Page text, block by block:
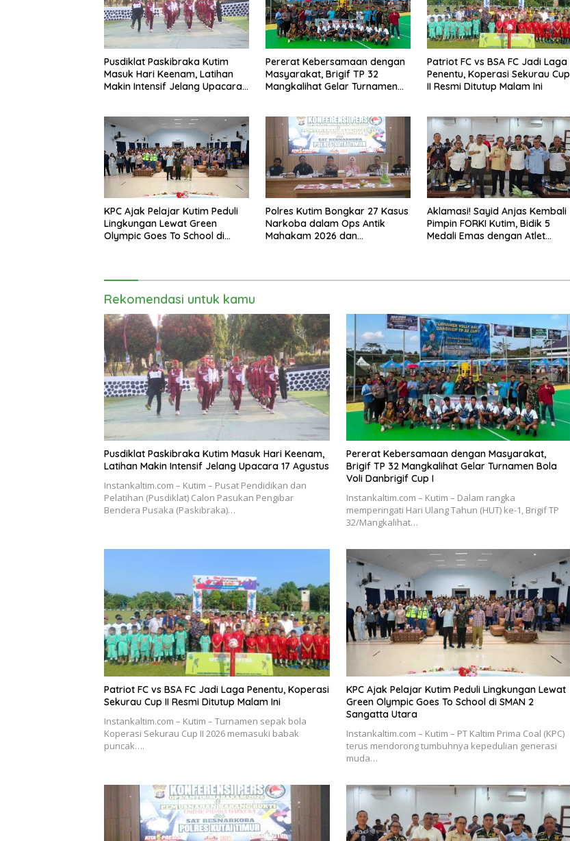
Pusdiklat Paskibraka Kutim
Masuk Hari Keenam, Latihan
Makin Intensif Jelang Upacara
Pererat Kebersamaan dengan
Masyarakat, Brigif TP 32
Mangkalihat Gelar Turnamen
Patriot FC vs BSA FC Jadi Laga
Penentu, Koperasi Sekurau Cup
II Resmi Ditutup Malam Ini
KPC Ajak Pelajar Kutim Peduli
Lingkungan Lewat Green
Olympic Goes To School di
Polres Kutim Bongkar 27 Kasus
Narkoba dalam Ops Antik
Mahakam 2026 dan
Aklamasi! Sayid Anjas Kembali
Pimpin FORKI Kutim, Bidik 5
Medali Emas dengan Atlet
Rekomendasi untuk kamu
Pusdiklat Paskibraka Kutim Masuk Hari Keenam,
Latihan Makin Intensif Jelang Upacara 17 Agustus
Instankaltim.com – Kutim – Pusat Pendidikan dan
Pelatihan (Pusdiklat) Calon Pasukan Pengibar
Bendera Pusaka (Paskibraka)…
Pererat Kebersamaan dengan Masyarakat,
Brigif TP 32 Mangkalihat Gelar Turnamen Bola
Voli Danbrigif Cup I
Instankaltim.com – Kutim – Dalam rangka
memperingati Hari Ulang Tahun (HUT) ke-1, Brigif TP
32/Mangkalihat…
Patriot FC vs BSA FC Jadi Laga Penentu, Koperasi
Sekurau Cup II Resmi Ditutup Malam Ini
Instankaltim.com – Kutim – Turnamen sepak bola
Koperasi Sekurau Cup II 2026 memasuki babak
puncak….
KPC Ajak Pelajar Kutim Peduli Lingkungan Lewat
Green Olympic Goes To School di SMAN 2
Sangatta Utara
Instankaltim.com – Kutim – PT Kaltim Prima Coal (KPC)
terus mendorong tumbuhnya kepedulian generasi
muda…